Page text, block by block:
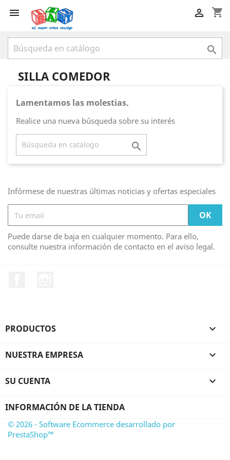
 shopping_cart


SILLA COMEDOR
Lamentamos las molestias.
Realice una nueva búsqueda sobre su interés

Infórmese de nuestras últimas noticias y ofertas especiales
Puede darse de baja en cualquier momento. Para ello,
consulte nuestra información de contacto en el aviso legal.
PRODUCTOS 
NUESTRA EMPRESA 
SU CUENTA 
INFORMACIÓN DE LA TIENDA
© 2026 - Software Ecommerce desarrollado por
PrestaShop™